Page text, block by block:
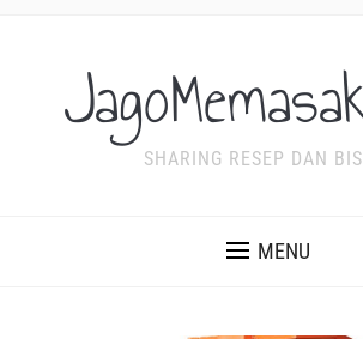
SHARING RESEP DAN
MENU